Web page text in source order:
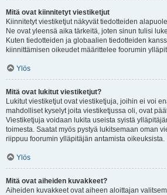
Mitä ovat kiinnitetyt viestiketjut
Kiinnitetyt viestiketjut näkyvät tiedotteiden
Ne ovat yleensä aika tärkeitä, joten sinun tulisi
Kuten tiedotteiden ja globaalien tiedotteiden
kiinnittämisen oikeudet määrittelee foorumin
Ylös
Mitä ovat lukitut viestiketjut?
Lukitut viestiketjut ovat viestiketjuja, joihin ei voi
mahdolliset kyselyt joita viestiketjussa oli, ovat
Viestiketjuja voidaan lukita useista syistä
toimesta. Saatat myös pystyä lukitsemaan oman
riippuu foorumin ylläpitäjän antamista oikeuksista.
Ylös
Mitä ovat aiheiden kuvakkeet?
Aiheiden kuvakkeet ovat aiheen aloittajan